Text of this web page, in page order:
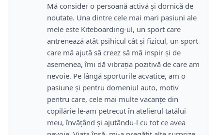
Mă consider o persoană activă și dornică de
noutate. Una dintre cele mai mari pasiuni ale
mele este Kiteboarding-ul, un sport care
antrenează atât psihicul cât și fizicul, un sport
care mă ajută să creez să mă inspir și de
asemenea, îmi dă vibrația pozitivă de care am
nevoie. Pe lângă sporturile acvatice, am o
pasiune și pentru domeniul auto, motiv
pentru care, cele mai multe vacanțe din
copilărie le-am petrecut în atelierul tatălui
meu, învățând și ajutându-l cu tot ce avea